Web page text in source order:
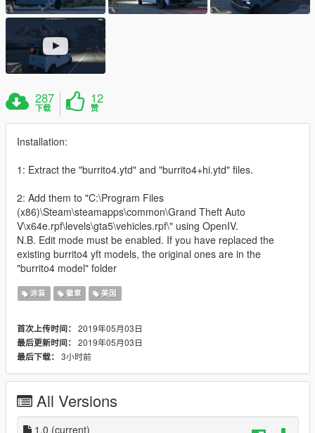
287
下载
12
赞
Installation:
1: Extract the "burrito4.ytd" and "burrito4+hi.ytd" files.
2: Add them to "C:\Program Files
(x86)\Steam\steamapps\common\Grand Theft Auto
V\x64e.rpf\levels\gta5\vehicles.rpf\" using OpenIV.
N.B. Edit mode must be enabled. If you have replaced the
existing burrito4 yft models, the original ones are in the
"burrito4 model" folder
涂装 徽章 美国
首次上传时间： 2019年05月03日
最后更新时间： 2019年05月03日
最后下载： 3小时前
All Versions
1.0 (current)